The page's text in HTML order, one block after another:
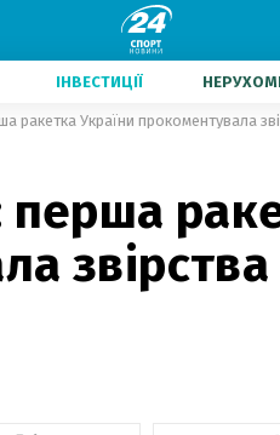
ІНВЕСТИЦІЇ
ракетка України прокоментувала
звірства